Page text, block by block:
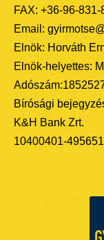
FAX: +36-96-831-
Email:
Elnök: Horváth
Elnök-helyettes:
Bírósági
K&H Bank Zrt.
10400401-